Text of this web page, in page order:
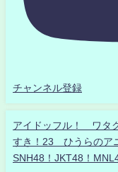
チャンネル登録
アイドッフル！ ワタ
すき！23 ひうらのア
SNH48！JKT48！